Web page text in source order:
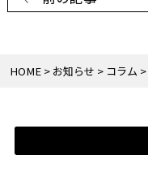
HOME お知らせ コラム